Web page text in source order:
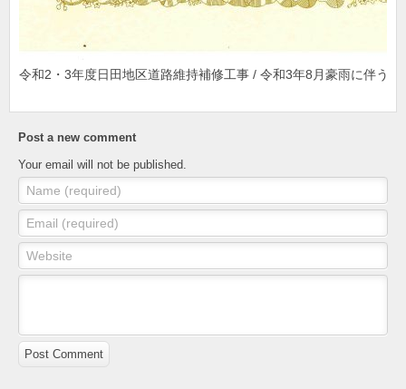
令和2・3年度日田地区道路維持補修工事 / 令和3年8月豪雨に伴う啓
Post a new comment
Your email will not be published.
Name (required)
Email (required)
Website
Post Comment